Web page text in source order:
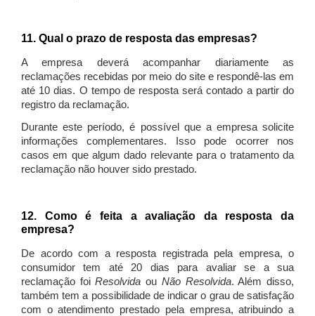
11. Qual o prazo de resposta das empresas?
A empresa deverá acompanhar diariamente as
reclamações recebidas por meio do site e respondê-las em
até 10 dias. O tempo de resposta será contado a partir do
registro da reclamação.
Durante este período, é possível que a empresa solicite
informações complementares. Isso pode ocorrer nos
casos em que algum dado relevante para o tratamento da
reclamação não houver sido prestado.
12. Como é feita a avaliação da resposta da
empresa?
De acordo com a resposta registrada pela empresa, o
consumidor tem até 20 dias para avaliar se a sua
reclamação foiResolvida ou Não Resolvida. Além disso,
também tem a possibilidade de indicar o grau de satisfação
com o atendimento prestado pela empresa, atribuindo a